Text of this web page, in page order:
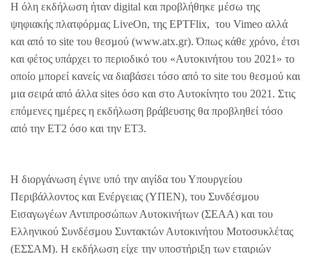
Η όλη εκδήλωση ήταν digital και προβλήθηκε μέσω της
ψηφιακής πλατφόρμας LiveOn, της ΕΡΤFlix, του Vimeo αλλά
και από το site του θεσμού (www.atx.gr). Όπως κάθε χρόνο, έτσι
και φέτος υπάρχει το περιοδικό του «Αυτοκινήτου του 2021» το
οποίο μπορεί κανείς να διαβάσει τόσο από το site του θεσμού και
μια σειρά από άλλα sites όσο και στο Αυτοκίνητο του 2021. Στις
επόμενες ημέρες η εκδήλωση βράβευσης θα προβληθεί τόσο
από την ΕΤ2 όσο και την ΕΤ3.
Η διοργάνωση έγινε υπό την αιγίδα του Υπουργείου
Περιβάλλοντος και Ενέργειας (ΥΠΕΝ), του Συνδέσμου
Εισαγωγέων Αντιπροσώπων Αυτοκινήτων (ΣΕΑΑ) και του
Ελληνικού Συνδέσμου Συντακτών Αυτοκινήτου Μοτοσυκλέτας
(ΕΣΣΑΜ). Η εκδήλωση είχε την υποστήριξη των εταιριών